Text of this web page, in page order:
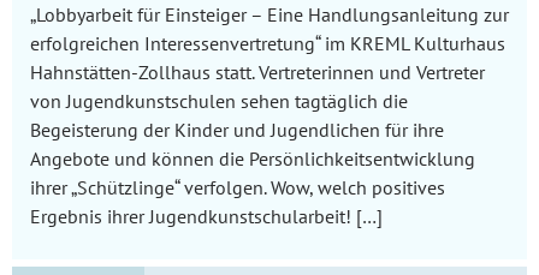
„Lobbyarbeit für Einsteiger – Eine Handlungsanleitung zur
erfolgreichen Interessenvertretung“ im KREML Kulturhaus
Hahnstätten-Zollhaus statt. Vertreterinnen und Vertreter
von Jugendkunstschulen sehen tagtäglich die
Begeisterung der Kinder und Jugendlichen für ihre
Angebote und können die Persönlichkeitsentwicklung
ihrer „Schützlinge“ verfolgen. Wow, welch positives
Ergebnis ihrer Jugendkunstschularbeit! […]